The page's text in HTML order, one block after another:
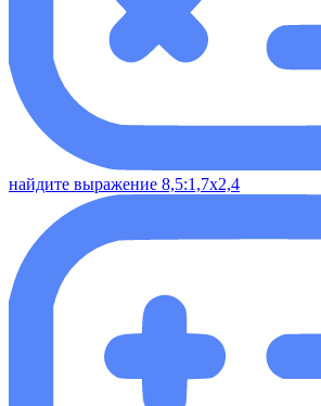
найдите выражение 8,5:1,7х2,4